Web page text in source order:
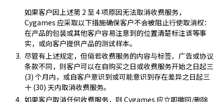
如果客户因上述第 2 至 4 项原因无法取消收费服务，
Cygames 应采取以下措施确保客户不会被阻止行使取消权：
在产品的包装或其他客户容易注意到的位置清楚标注该等事
实，或向客户提供产品的测试样本。
尽管有上述规定，但倘若收费服务的内容与标签、广告或协议
条款不同，则客户可以在自购买之日或收费服务开始之日起三
(3) 个月内，或自客户意识到或可能意识到存在差异之日起三
十 (30) 天内取消收费服务。
如果客户取消任何收费服务，则 Cygames 应立即撤回/删除